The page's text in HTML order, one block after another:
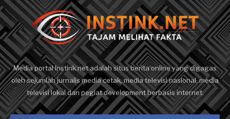
Media portal Instink.net adalah situs berita online yang digagas
oleh sejumlah jurnalis media cetak, media televisi nasional, media
televisi lokal dan pegiat development berbasis internet.